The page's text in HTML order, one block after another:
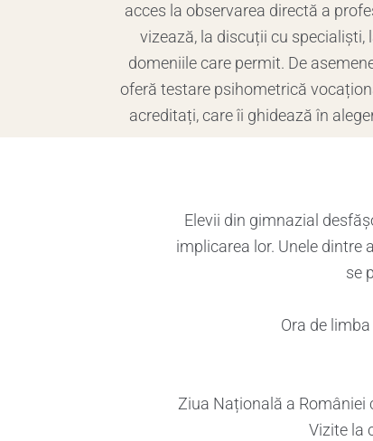
acces la observarea directă a
vizează, la discuții cu specialiști,
domeniile care permit. De
oferă testare psihometrică
acreditați, care îi ghidează în
Elevii din gimnazial
implicarea lor. Unele dintre
se
Ora de
Ziua Națională a
Vizite la